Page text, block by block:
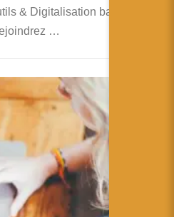
& Digitalisation basé à
…